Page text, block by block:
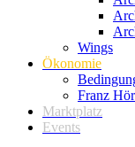
Wings
Ökonomie
Franz
Marktplatz
Events